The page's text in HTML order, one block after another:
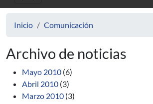
Inicio Comunicación
Archivo de noticias
Mayo 2010 (6)
Abril 2010 (3)
Marzo 2010 (3)